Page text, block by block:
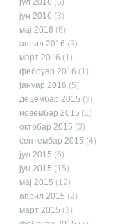
јул 2016 (5)
јун 2016 (3)
мај 2016 (6)
април 2016 (3)
март 2016 (1)
фебруар 2016 (1)
јануар 2016 (5)
децембар 2015 (3)
новембар 2015 (1)
октобар 2015 (3)
септембар 2015 (4)
јул 2015 (6)
јун 2015 (15)
мај 2015 (12)
април 2015 (2)
март 2015 (3)